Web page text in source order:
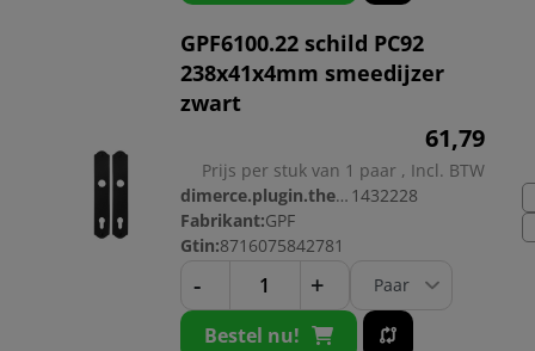
GPF6100.22 schild PC92
238x41x4mm smeedijzer
zwart
61,79
Prijs per stuk van 1 paar , Incl. BTW
dimerce.plugin.theme.productnr: 1432228
Fabrikant:GPF
Gtin:8716075842781
- +
Bestel nu!